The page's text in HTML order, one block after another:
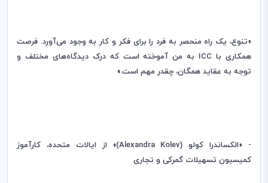
«تنوع، یک راه منحصر به فرد را برای فکر و کار به وجود می‌آورد. فرصت
همکاری با ICC به من آموخته است که درک دیدگاه‌های مختلف و
توجه به عقاید همگان، چقدر مهم است.»
- «الکساندرا کولو (Alexandra Kolev)» از ایالات متحده، کارآموز
کمیسیون تسهیلات گمرکی و تجاری